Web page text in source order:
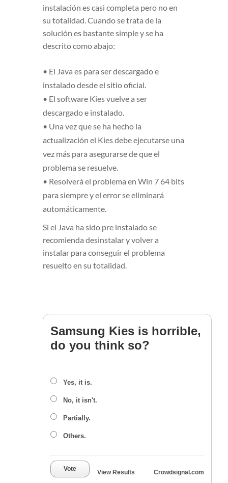
instalación es casi completa pero no en
su totalidad. Cuando se trata de la
solución es bastante simple y se ha
descrito como abajo:
• El Java es para ser descargado e
instalado desde el sitio oficial.
• El software Kies vuelve a ser
descargado e instalado.
• Una vez que se ha hecho la
actualización el Kies debe ejecutarse una
vez más para asegurarse de que el
problema se resuelve.
• Resolverá el problema en Win 7 64 bits
para siempre y el error se eliminará
automáticamente.
Si el Java ha sido pre instalado se
recomienda desinstalar y volver a
instalar para conseguir el problema
resuelto en su totalidad.
Samsung Kies is horrible,
do you think so?
Yes, it is.
No, it isn't.
Partially.
Others.
Vote View Results Crowdsignal.com